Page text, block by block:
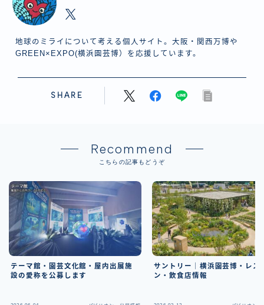
地球のミライについて考える個人サイト。大阪・関西万博や
GREEN×EXPO(横浜園芸博）を応援しています。
SHARE
Recommend
こちらの記事もどうぞ
テーマ館・園芸文化館・屋内出展施
設の愛称を公募します
サントリー｜横浜園芸博・レス
ン・飲食店情報